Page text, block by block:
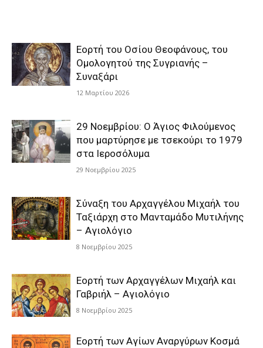
Εορτή του Οσίου Θεοφάνους, του
Ομολογητού της Συγριανής –
Συναξάρι
12 Μαρτίου 2026
29 Νοεμβρίου: Ο Άγιος Φιλούμενος
που μαρτύρησε με τσεκούρι το 1979
στα Ιεροσόλυμα
29 Νοεμβρίου 2025
Σύναξη του Αρχαγγέλου Μιχαήλ του
Ταξιάρχη στο Μανταμάδο Μυτιλήνης
– Αγιολόγιο
8 Νοεμβρίου 2025
Εορτή των Αρχαγγέλων Μιχαήλ και
Γαβριήλ – Αγιολόγιο
8 Νοεμβρίου 2025
Εορτή των Αγίων Αναργύρων Κοσμά